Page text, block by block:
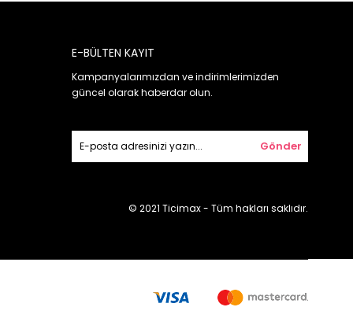
E-BÜLTEN KAYIT
Kampanyalarımızdan ve indirimlerimizden
güncel olarak haberdar olun.
Gönder
© 2021 Ticimax - Tüm hakları saklıdır.